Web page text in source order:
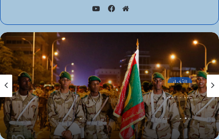
الويب
الأخبار
منذ ساعتين
الأخبار
منذ ساعتين
الأركان العامة للجيوش تعلن عن اكتتاب مباشر
لطلبة ضباط عاملين (2026-2027)